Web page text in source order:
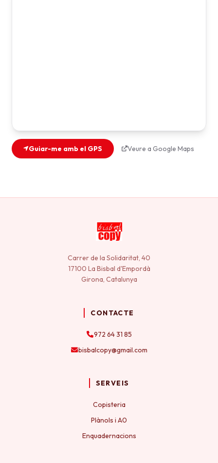
Guiar-me amb el GPS Veure a Google Maps
Carrer de la Solidaritat, 40
17100 La Bisbal d'Empordà
Girona, Catalunya
CONTACTE
972 64 31 85
bisbalcopy@gmail.com
SERVEIS
Copisteria
Plànols i A0
Enquadernacions